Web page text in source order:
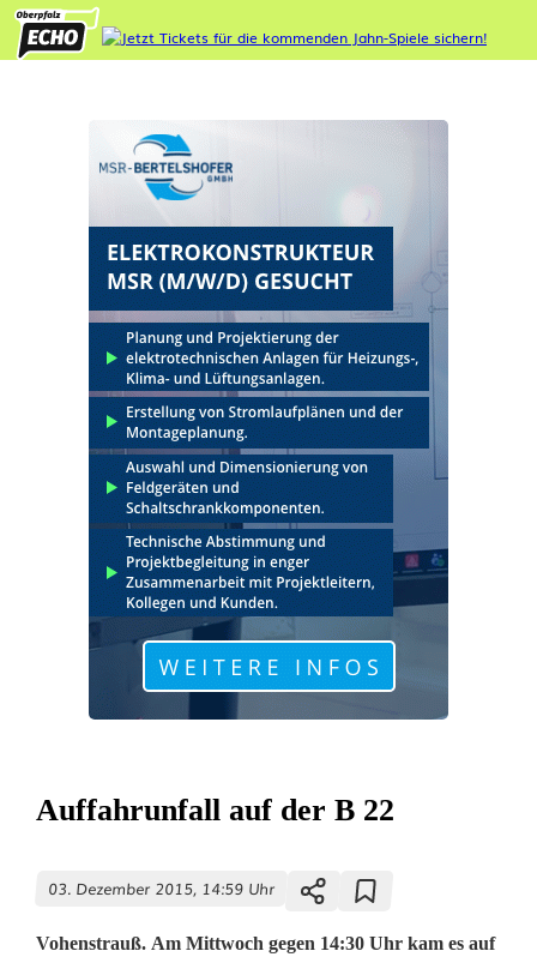
Auffahrunfall auf der B 22
03. Dezember 2015, 14:59 Uhr
Vohenstrauß. Am Mittwoch gegen 14:30 Uhr kam es auf